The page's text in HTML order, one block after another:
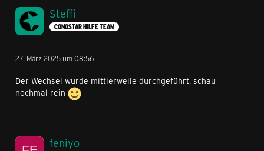
Steffi
CONGSTAR HILFE TEAM
27. März 2025 um 08:56
Der Wechsel wurde mittlerweile durchgeführt, schau
nochmal rein
feniyo